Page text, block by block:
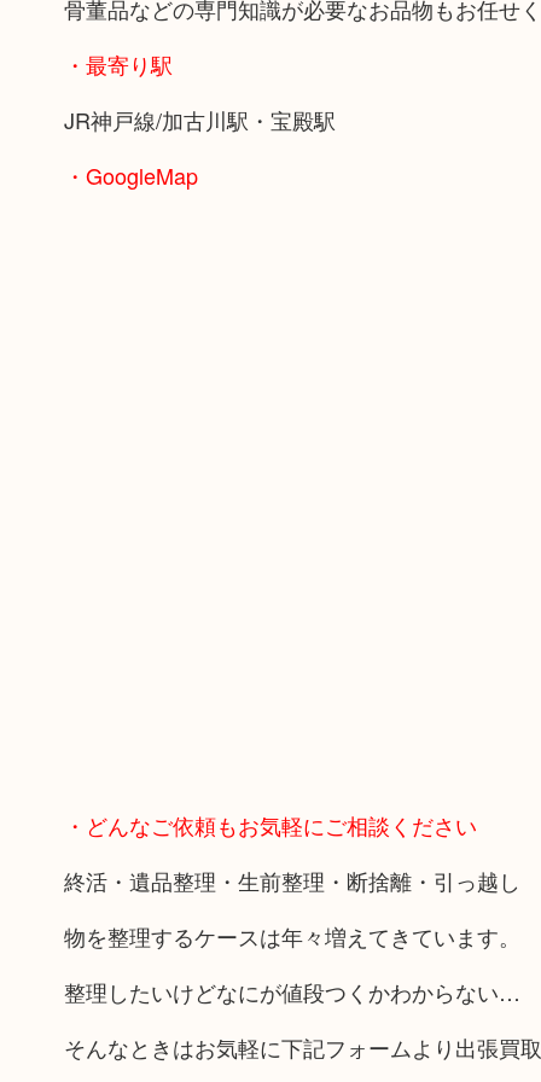
骨董品などの専門知識が必要なお品物もお任せ
・最寄り駅
JR神戸線/加古川駅・宝殿駅
・GoogleMap
・どんなご依頼もお気軽にご相談ください
終活・遺品整理・生前整理・断捨離・引っ越し
物を整理するケースは年々増えてきています。
整理したいけどなにが値段つくかわからない…
そんなときはお気軽に下記フォームより出張買